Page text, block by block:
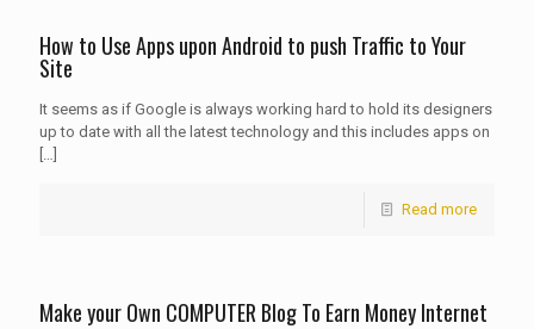
How to Use Apps upon Android to push Traffic to Your
Site
It seems as if Google is always working hard to hold its designers
up to date with all the latest technology and this includes apps on
[…]
Read more
Make your Own COMPUTER Blog To Earn Money Internet